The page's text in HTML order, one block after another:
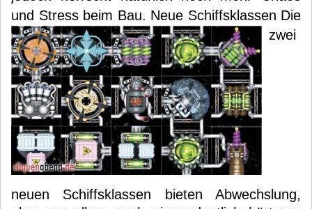
und Stress beim Bau. Neue Schiffsklassen Die
zwei
neuen Schiffsklassen bieten Abwechslung,